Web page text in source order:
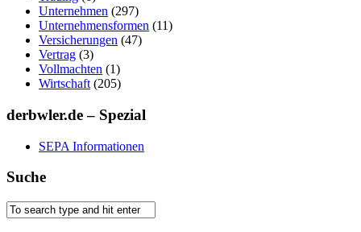
Unternehmen (297)
Unternehmensformen (11)
Versicherungen (47)
Vertrag (3)
Vollmachten (1)
Wirtschaft (205)
derbwler.de – Spezial
SEPA Informationen
Suche